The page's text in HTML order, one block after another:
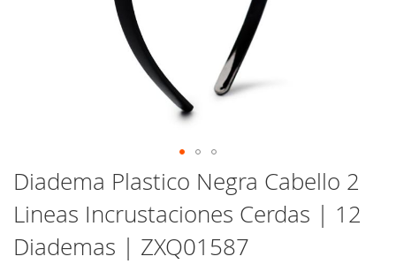
Saltar
al
comienzo
de
la
Diadema Plastico Negra Cabello 2
Lineas Incrustaciones Cerdas | 12
Diademas | ZXQ01587